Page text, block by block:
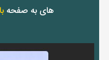
های به صفحه